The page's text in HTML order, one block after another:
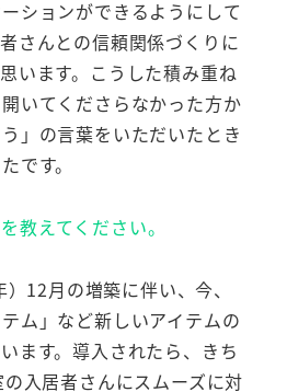
ションができるようにして
さんとの信頼関係づくりに
います。こうした積み重ね
いてくださらなかった方か
」の言葉をいただいたとき
です。
えてください。
12月の増築に伴い、今、
ム」など新しいアイテムの
ます。導入されたら、きち
入居者さんにスムーズに対